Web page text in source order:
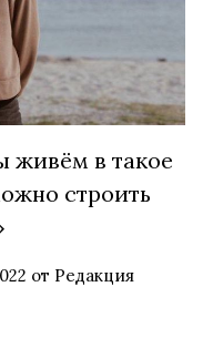
в такое
строить
от Редакция